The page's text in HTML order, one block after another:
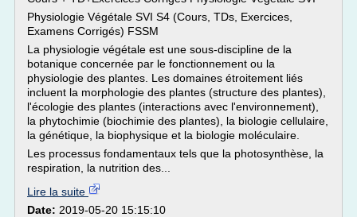
Physiologie Végétale SVI S4 (Cours, TDs, Exercices,
Examens Corrigés) FSSM
La physiologie végétale est une sous-discipline de la
botanique concernée par le fonctionnement ou la
physiologie des plantes. Les domaines étroitement liés
incluent la morphologie des plantes (structure des plantes),
l'écologie des plantes (interactions avec l'environnement),
la phytochimie (biochimie des plantes), la biologie cellulaire,
la génétique, la biophysique et la biologie moléculaire.
Les processus fondamentaux tels que la photosynthèse, la
respiration, la nutrition des...
Lire la suite
Date: 2019-05-20 15:15:10